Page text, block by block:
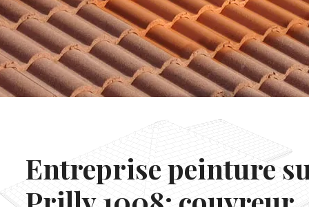
Entreprise peinture